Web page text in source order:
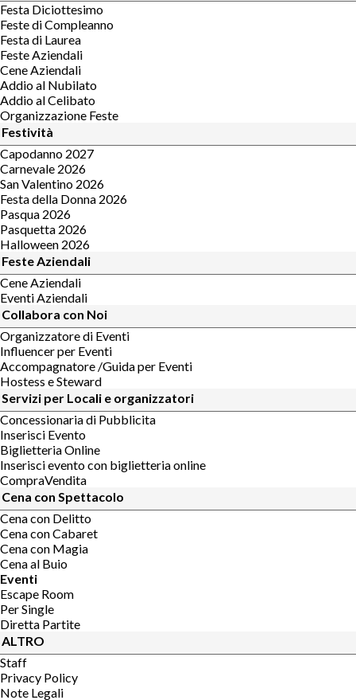
Festa Diciottesimo
Feste di Compleanno
Festa di Laurea
Feste Aziendali
Cene Aziendali
Addio al Nubilato
Addio al Celibato
Organizzazione Feste
Festività
Capodanno 2027
Carnevale 2026
San Valentino 2026
Festa della Donna 2026
Pasqua 2026
Pasquetta 2026
Halloween 2026
Feste Aziendali
Cene Aziendali
Eventi Aziendali
Collabora con Noi
Organizzatore di Eventi
Influencer per Eventi
Accompagnatore /Guida per Eventi
Hostess e Steward
Servizi per Locali e organizzatori
Concessionaria di Pubblicita
Inserisci Evento
Biglietteria Online
Inserisci evento con biglietteria online
CompraVendita
Cena con Spettacolo
Cena con Delitto
Cena con Cabaret
Cena con Magia
Cena al Buio
Eventi
Escape Room
Per Single
Diretta Partite
ALTRO
Staff
Privacy Policy
Note Legali